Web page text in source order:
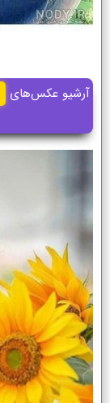
آرشیو عکس‌های